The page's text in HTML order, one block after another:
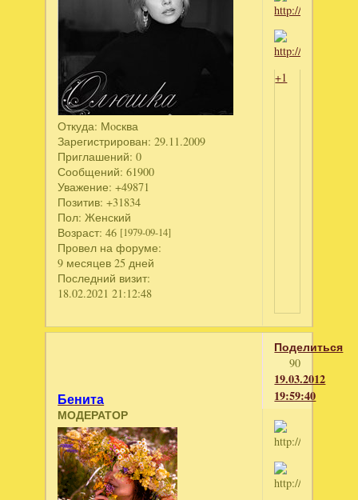
Откуда: Мoсква
Зарегистрирован: 29.11.2009
Приглашений: 0
Сообщений: 61900
Уважение: +49871
Позитив: +31834
Пол: Женский
Возраст: 46 [1979-09-14]
Провел на форуме:
9 месяцев 25 дней
Последний визит:
18.02.2021 21:12:48
+1
Поделиться
90
19.03.2012
19:59:40
Бенита
МОДЕРАТОР